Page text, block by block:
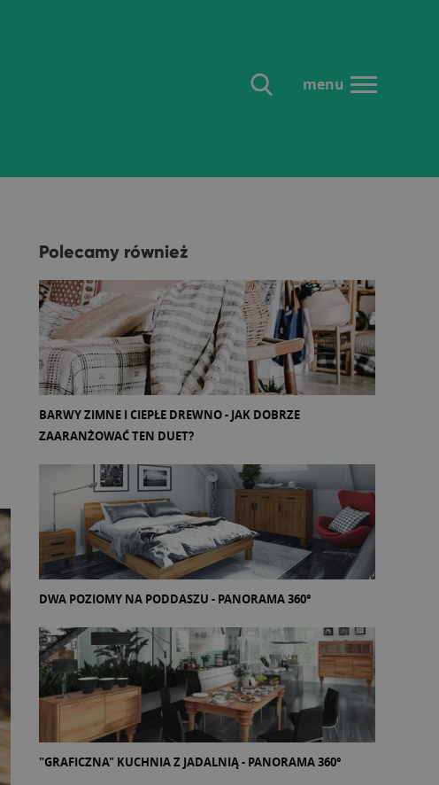
menu
Polecamy również
BARWY ZIMNE I CIEPŁE DREWNO - JAK DOBRZE
ZAARANŻOWAĆ TEN DUET?
DWA POZIOMY NA PODDASZU - PANORAMA 360°
"GRAFICZNA" KUCHNIA Z JADALNIĄ - PANORAMA 360°